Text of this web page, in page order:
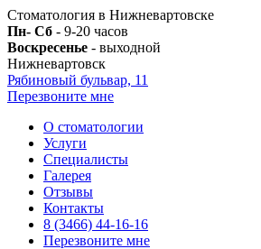
Стоматология в Нижневартовске
Пн- Сб - 9-20 часов
Воскресенье - выходной
Нижневартовск
Рябиновый бульвар, 11
Перезвоните мне
О стоматологии
Услуги
Специалисты
Галерея
Отзывы
Контакты
8 (3466) 44-16-16
Перезвоните мне